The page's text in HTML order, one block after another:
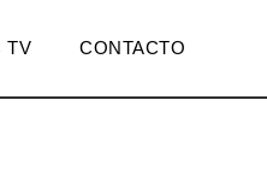
TV CONTACTO